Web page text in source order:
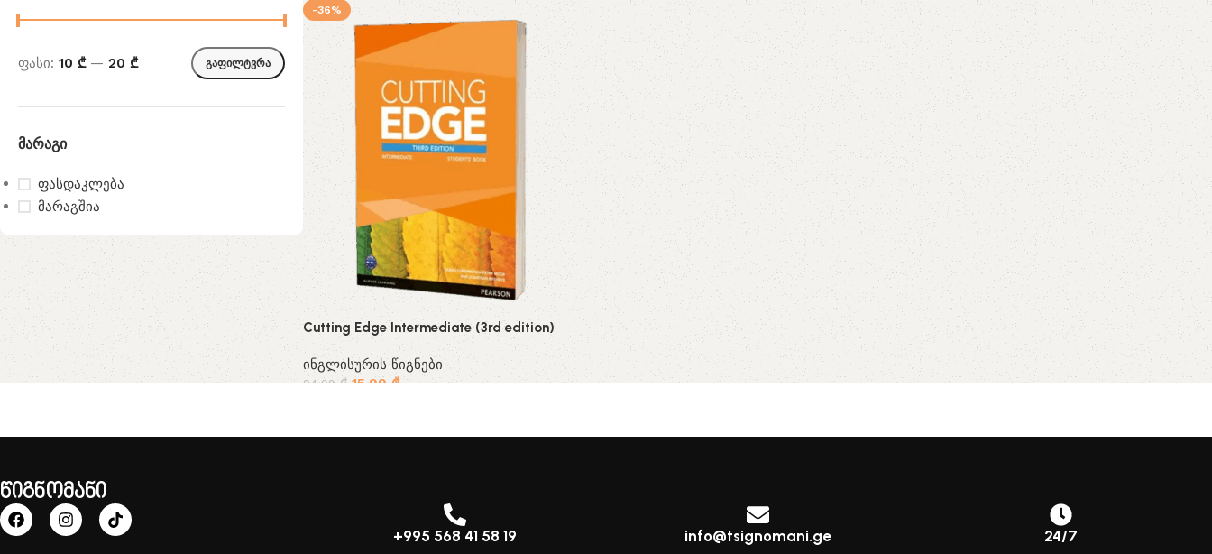
გაფილტვრა
ფასი: 10 ₾— 20 ₾
Მარაგი
ფასდაკლება
მარაგშია
-36%
Cutting Edge Intermediate (3rd edition)
ინგლისურის წიგნები
24.99₾ 15.99 ₾
წიგნომანი
+995 568 41 58 19 info@tsignomani.ge 24/7